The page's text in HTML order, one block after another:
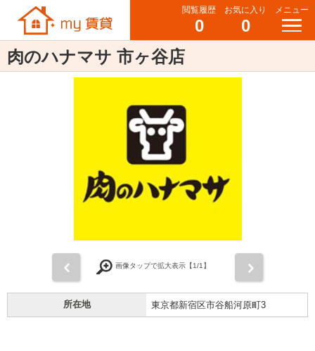
閲覧履歴
0
お気に入り
0
メニュー
肉のハナマサ 市ヶ谷店
画像タップで拡大表示【1/1】
所在地 東京都新宿区市谷船河原町3